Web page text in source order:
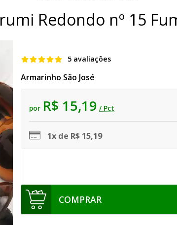
Redondo nº 15
5 avaliações
Armarinho São José
por R$ 15,19 / Pct
1x de R$ 15,19
COMPRAR